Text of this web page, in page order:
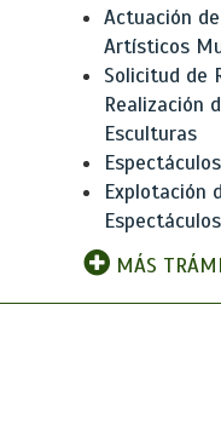
Actuación
Artísticos
Solicitud de
Realización
Esculturas
Explotación
MÁS